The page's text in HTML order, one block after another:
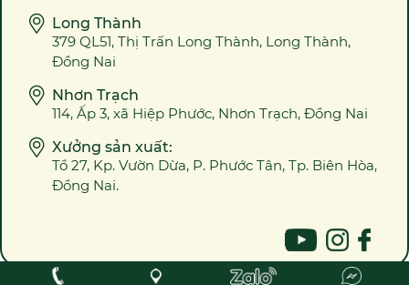
Long Thành
379 QL51, Thị Trấn Long Thành, Long Thành,
Đồng Nai
Nhơn Trạch
114, Ấp 3, xã Hiệp Phước, Nhơn Trạch, Đồng Nai
Xưởng sản xuất:
Tổ 27, Kp. Vườn Dừa, P. Phước Tân, Tp. Biên Hòa,
Đồng Nai.